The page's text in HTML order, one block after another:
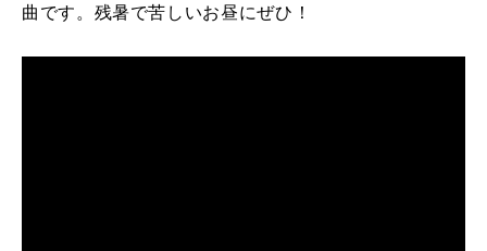
曲です。残暑で苦しいお昼にぜひ！